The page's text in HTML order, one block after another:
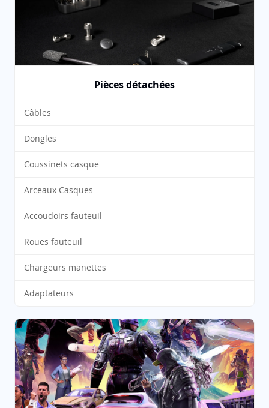
Pièces détachées
Câbles
Dongles
Coussinets casque
Arceaux Casques
Accoudoirs fauteuil
Roues fauteuil
Chargeurs manettes
Adaptateurs